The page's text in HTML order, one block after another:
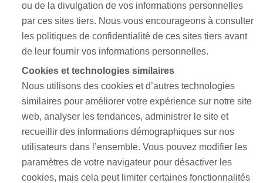
ou de la divulgation de vos informations personnelles
par ces sites tiers. Nous vous encourageons à consulter
les politiques de confidentialité de ces sites tiers avant
de leur fournir vos informations personnelles.
Cookies et technologies similaires
Nous utilisons des cookies et d’autres technologies
similaires pour améliorer votre expérience sur notre site
web, analyser les tendances, administrer le site et
recueillir des informations démographiques sur nos
utilisateurs dans l’ensemble. Vous pouvez modifier les
paramètres de votre navigateur pour désactiver les
cookies, mais cela peut limiter certaines fonctionnalités